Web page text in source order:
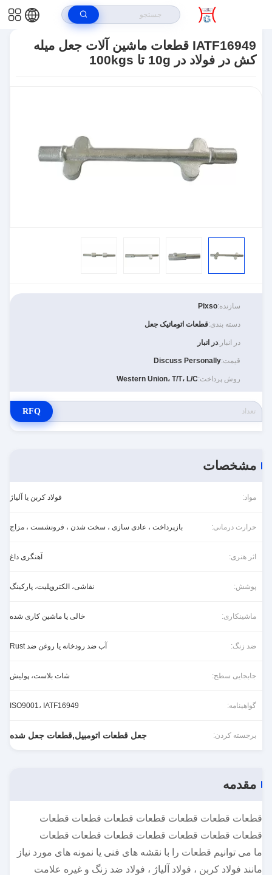
جعل میله کش در فولاد در 10g تا 100kgsIATF16949 قطعات ماشین آلات جعل میله
کش در فولاد در 10g تا 100kgs
سازنده:Pixso
دسته بندی:قطعات اتوماتیک جعل
در انبار:در انبار
قیمت:Discuss Personally
روش پرداخت:Western Union، T/T، L/C
RFQ
مشخصات
مواد: فولاد کربن یا آلیاژ
حرارت درمانی: بازپرداخت ، عادی سازی ، سخت شدن ، فرونشست ، مزاج
اثر هنری: آهنگری داغ
پوشش: نقاشی، الکتروپلیت، پارکینگ
ماشینکاری: خالی یا ماشین کاری شده
ضد زنگ: آب ضد رودخانه یا روغن ضد Rust
جابجایی سطح: شات بلاست، پولیش
گواهینامه: ISO9001، IATF16949
برجسته کردن: جعل قطعات اتومبیل,قطعات جعل شده
مقدمه
قطعات قطعات قطعات قطعات قطعات قطعات قطعات
قطعات قطعات قطعات قطعات قطعات قطعات قطعات
ما می توانیم قطعات را با نقشه های فنی یا نمونه های مورد نیاز
مانند فولاد کربن ، فولاد آلیاژ ، فولاد ضد زنگ و غیره علامت